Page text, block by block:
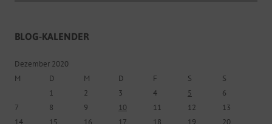
BLOG-KALENDER
Dezember 2020
M
D M D F S
S
1
2 3 4 5
6
7
8 9 10 11 12
13